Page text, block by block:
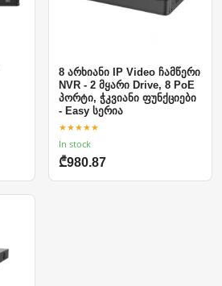
8 არხიანი IP Video ჩამწერი
NVR - 2 მყარი Drive, 8 PoE
პორტი, ჭკვიანი ფუნქციები
- Easy სერია
★★★★★
In stock
₾980.87